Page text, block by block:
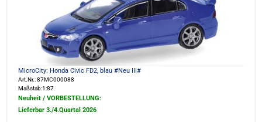
MicroCity: Honda Civic FD2, blau #Neu III#
Art.Nr.: 87MC000088
Maßstab:1:87
Neuheit / VORBESTELLUNG:
Lieferbar 3./4.Quartal 2026